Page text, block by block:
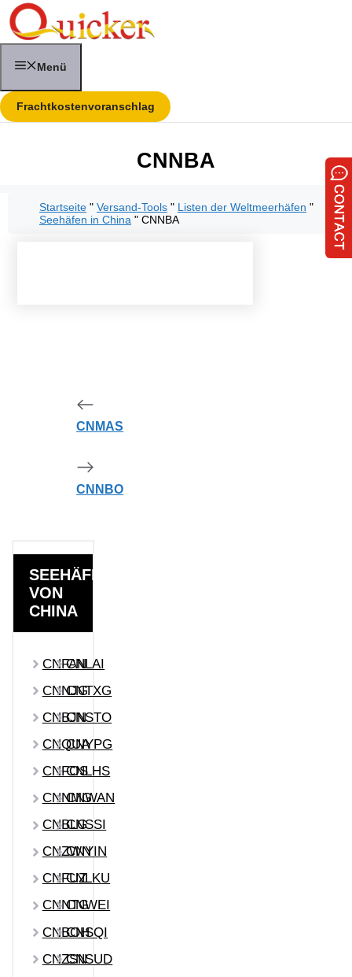
Zum
Inhalt
springen
Menü
Frachtkostenvoranschlag
CNNBA
Startseite " Versand-Tools " Listen der Weltmeerhäfen "
Seehäfen in China " CNNBA
CNMAS
CNNBO
SEEHÄFEN
VON
CHINA
CNFANCNLAI
CNNJGCNTXG
CNBJNCNSTO
CNQUACNYPG
CNFOSCNLHS
CNNMG
CNWAN
CNBLG
CNSSI
CNZWN
CNYIN
CNFUZCNLKU
CNNTG
CNWEI
CNBOH
CNSQI
CNZSNCNSUD